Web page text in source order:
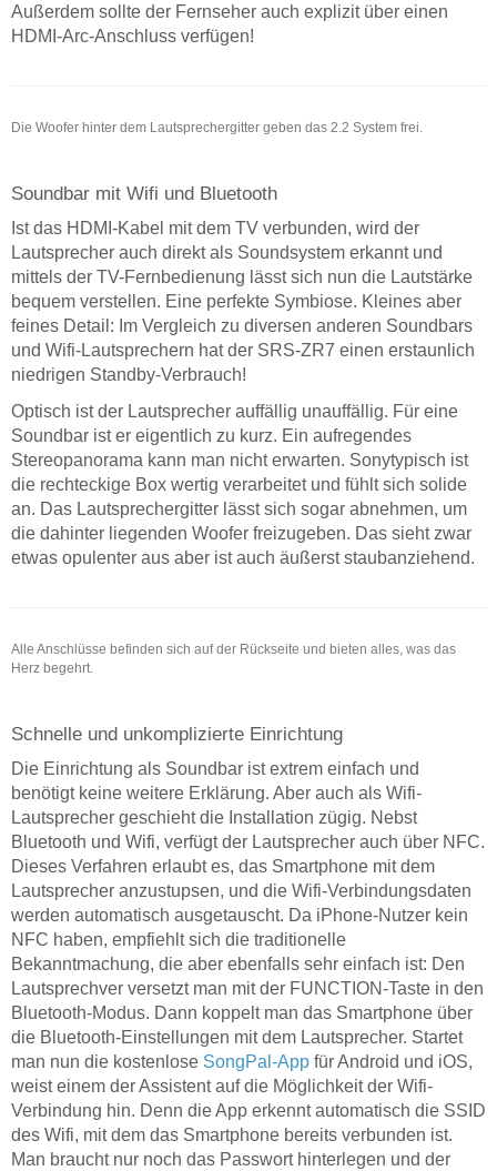
Außerdem sollte der Fernseher auch explizit über einen
HDMI-Arc-Anschluss verfügen!
Die Woofer hinter dem Lautsprechergitter geben das 2.2 System frei.
Soundbar mit Wifi und Bluetooth
Ist das HDMI-Kabel mit dem TV verbunden, wird der
Lautsprecher auch direkt als Soundsystem erkannt und
mittels der TV-Fernbedienung lässt sich nun die Lautstärke
bequem verstellen. Eine perfekte Symbiose. Kleines aber
feines Detail: Im Vergleich zu diversen anderen Soundbars
und Wifi-Lautsprechern hat der SRS-ZR7 einen erstaunlich
niedrigen Standby-Verbrauch!
Optisch ist der Lautsprecher auffällig unauffällig. Für eine
Soundbar ist er eigentlich zu kurz. Ein aufregendes
Stereopanorama kann man nicht erwarten. Sonytypisch ist
die rechteckige Box wertig verarbeitet und fühlt sich solide
an. Das Lautsprechergitter lässt sich sogar abnehmen, um
die dahinter liegenden Woofer freizugeben. Das sieht zwar
etwas opulenter aus aber ist auch äußerst staubanziehend.
Alle Anschlüsse befinden sich auf der Rückseite und bieten alles, was das
Herz begehrt.
Schnelle und unkomplizierte Einrichtung
Die Einrichtung als Soundbar ist extrem einfach und
benötigt keine weitere Erklärung. Aber auch als Wifi-
Lautsprecher geschieht die Installation zügig. Nebst
Bluetooth und Wifi, verfügt der Lautsprecher auch über NFC.
Dieses Verfahren erlaubt es, das Smartphone mit dem
Lautsprecher anzustupsen, und die Wifi-Verbindungsdaten
werden automatisch ausgetauscht. Da iPhone-Nutzer kein
NFC haben, empfiehlt sich die traditionelle
Bekanntmachung, die aber ebenfalls sehr einfach ist: Den
Lautsprechver versetzt man mit der FUNCTION-Taste in den
Bluetooth-Modus. Dann koppelt man das Smartphone über
die Bluetooth-Einstellungen mit dem Lautsprecher. Startet
man nun die kostenlose SongPal-App für Android und iOS,
weist einem der Assistent auf die Möglichkeit der Wifi-
Verbindung hin. Denn die App erkennt automatisch die SSID
des Wifi, mit dem das Smartphone bereits verbunden ist.
Man braucht nur noch das Passwort hinterlegen und der